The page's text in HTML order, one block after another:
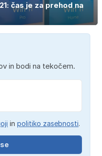
čas je za prehod na
in bodi na tekočem.
in politiko zasebnosti.